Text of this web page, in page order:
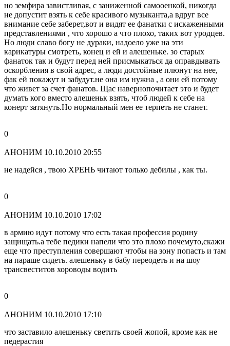
но земфира завистливая, с заниженной самооенкой, никогда
не допустит взять к себе красивого музыканта,а вдруг все
внимание себе заберет,вот и видят ее фанатки с искаженными
представлениями , что хорошо а что плохо, таких вот уродцев.
Но люди славо богу не дураки, надоело уже на эти
карикатуры смотреть, конец и ей и алешеньке. зо старых
фанаток так и будут перед ней присмыкаться да оправдывать
оскорбления в свой адрес, а люди достойные плюнут на нее,
фак ей покажут и забудут.не она им нужна , а они ей потому
что живет за счет фанатов. Щас навернопочитает это и будет
думать кого вместо алешеньк взять, чтоб людей к себе на
конерт затянуть.Но нормальный мен ее терпеть не станет.
0
АНОНИМ 10.10.2010 20:55
не надейся , твою ХРЕНЬ читают только дебилы , как ты.
0
АНОНИМ 10.10.2010 17:02
в армию идут потому что есть такая профессия родину
защищать.а тебе педики напели что это плохо почемуто,скажи
еще что преступления совершают чтобы на зону попасть и там
на параше сидеть. алешеньку в бабу переодеть и на шоу
трансвеститов хороводы водить
0
АНОНИМ 10.10.2010 17:10
что заставило алешеньку светить своей жопой, кроме как не
педерастия